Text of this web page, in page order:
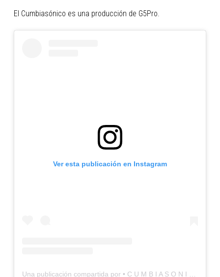
El Cumbiasónico es una producción de G5Pro.
Ver esta publicación en Instagram